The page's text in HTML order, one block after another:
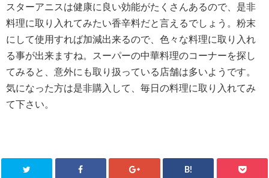
スターアニスは健康に良い効能がたくさんあるので、是非
料理に取り入れてみたい香辛料だと言えるでしょう。粉末
にして使用すれば加減出来るので、色々な料理に取り入れ
る事が出来ますね。スーパーの中華料理のコーナーを探し
てみると、意外にも取り扱っている店舗は多いようです。
気になった方は是非購入して、毎日の料理に取り入れてみ
て下さい。
B!